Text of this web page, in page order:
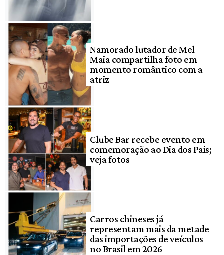
Namorado lutador de Mel
Maia compartilha foto em
momento romântico com a
atriz
Clube Bar recebe evento em
comemoração ao Dia dos Pais;
veja fotos
Carros chineses já
representam mais da metade
das importações de veículos
no Brasil em 2026